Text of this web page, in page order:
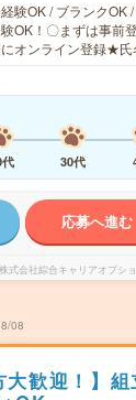
験OK / ブランクOK
OK！〇まずは事前
オンライン登録★
30代
応募へ進む
株式会社綜合キャリアオプシ
08
大歓迎！】